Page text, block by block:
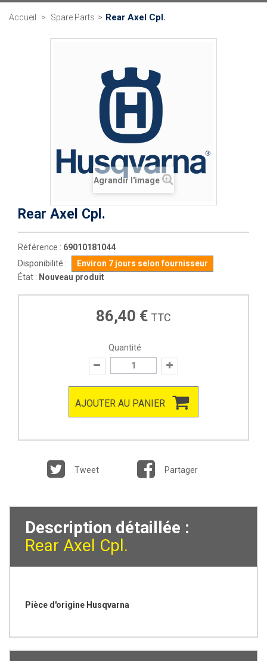
Accueil > Spare Parts > Rear Axel Cpl.
Agrandir l'image
Rear Axel Cpl.
Référence : 69010181044
Disponibilité :
Environ 7 jours selon fournisseur
État : Nouveau produit
86,40 € TTC
Quantité
AJOUTER AU PANIER
Tweet Partager
Description détaillée :
Rear Axel Cpl.
Pièce d'origine Husqvarna